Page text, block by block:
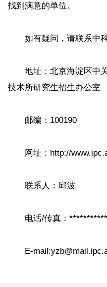
找到满意的单位。
如有疑问，请联系中科
地址：北京海淀区中关
技术所研究生招生办公室
邮编：100190
网址：http://
联系人：邱波
电话/传真：
E-